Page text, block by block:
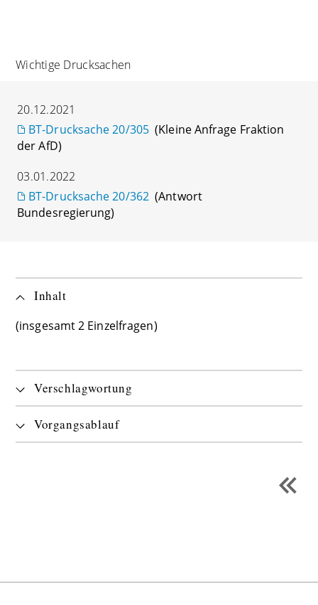
Wichtige Drucksachen
20.12.2021
BT-Drucksache 20/305 (Kleine Anfrage Fraktion
der AfD)
03.01.2022
BT-Drucksache 20/362 (Antwort
Bundesregierung)
Inhalt
(insgesamt 2 Einzelfragen)
Verschlagwortung
Vorgangsablauf